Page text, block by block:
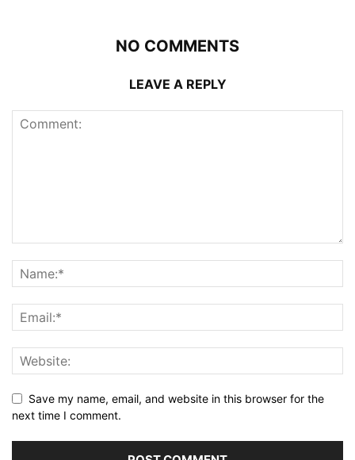
NO COMMENTS
LEAVE A REPLY
Save my name, email, and website in this browser for the
next time I comment.